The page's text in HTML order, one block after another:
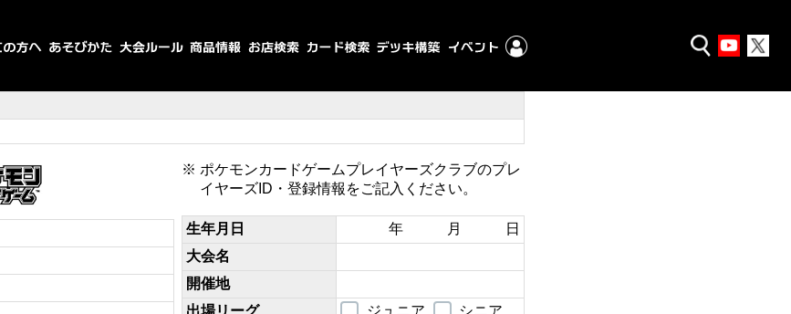
ポケモンカードゲームプレイヤーズクラブのプレ
イヤーズID・登録情報をご記入ください。
生年月日
年 月 日
大会名
開催地
出場リーグ
ジュニア
シニア